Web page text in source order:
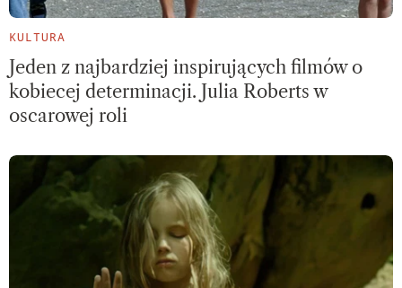
KULTURA
Jeden z najbardziej inspirujących filmów o
kobiecej determinacji. Julia Roberts w
oscarowej roli